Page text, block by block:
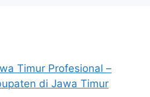
Timur Profesional –
di Jawa Timur